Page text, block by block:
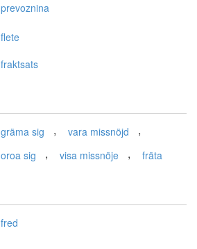
prevoznina
flete
fraktsats
gräma sig , vara missnöjd ,
oroa sig , visa missnöje , fräta
fred